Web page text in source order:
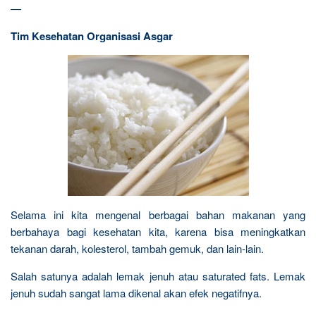
—
Tim Kesehatan Organisasi Asgar
Selama ini kita mengenal berbagai bahan makanan yang
berbahaya bagi kesehatan kita, karena bisa meningkatkan
tekanan darah, kolesterol, tambah gemuk, dan lain-lain.
Salah satunya adalah lemak jenuh atau saturated fats. Lemak
jenuh sudah sangat lama dikenal akan efek negatifnya.